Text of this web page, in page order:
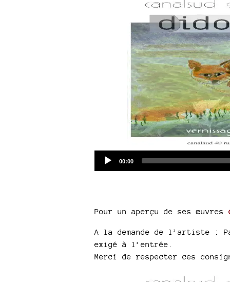
Current
00:00
Pour un aperçu de ses œuvres
A la demande de l’artiste :
exigé à l’entrée.
Merci de respecter ces